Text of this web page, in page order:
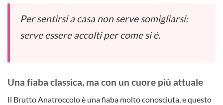
Per sentirsi a casa non serve somigliarsi:
serve essere accolti per come si è.
Una fiaba classica, ma con un cuore più attuale
Il Brutto Anatroccolo è una fiaba molto conosciuta, e questo